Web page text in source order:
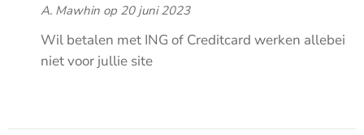
A. Mawhin op 20 juni 2023
Wil betalen met ING of Creditcard werken allebei
niet voor jullie site